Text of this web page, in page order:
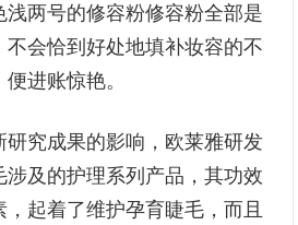
两号的修容粉修容粉全部是
会恰到好处地填补妆容的不
进账惊艳。
研究成果的影响，欧莱雅研发
涉及的护理系列产品，其功效
起着了维护孕育睫毛，而且